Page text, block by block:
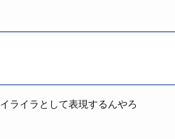
ライラとして表現するんやろ